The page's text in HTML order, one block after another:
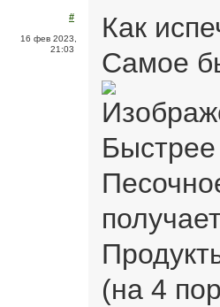
#
16 фев 2023,
21:03
Как
Самое
(на 4